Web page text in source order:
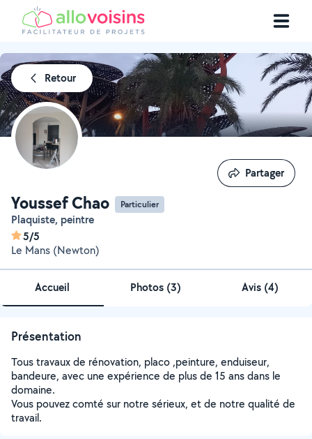
Retour
Youssef Chao Particulier
Plaquiste, peintre
5/5
Le Mans (Newton)
Partager
Partager
Accueil Photos (3) Avis (4)
Présentation
Tous travaux de rénovation, placo ,peinture, enduiseur,
bandeure, avec une expérience de plus de 15 ans dans le
domaine.
Vous pouvez comté sur notre sérieux, et de notre qualité de
travail.